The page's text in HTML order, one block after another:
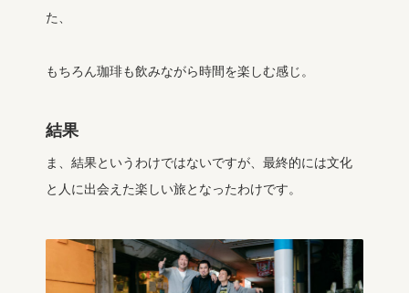
た、
もちろん珈琲も飲みながら時間を楽しむ感じ。
結果
ま、結果というわけではないですが、最終的には文化
と人に出会えた楽しい旅となったわけです。